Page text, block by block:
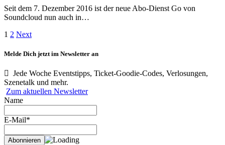
Seit dem 7. Dezember 2016 ist der neue Abo-Dienst Go von
Soundcloud nun auch in…
1 2 Next
Melde Dich jetzt im Newsletter an
Jede Woche Eventstipps, Ticket-Goodie-Codes, Verlosungen,
Szenetalk und mehr.
Zum aktuellen Newsletter
Name
E-Mail*